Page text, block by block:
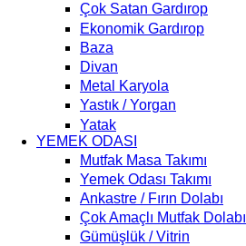
Çok Satan Gardırop
Ekonomik Gardırop
Baza
Divan
Metal Karyola
Yastık / Yorgan
Yatak
YEMEK ODASI
Mutfak Masa Takımı
Yemek Odası Takımı
Ankastre / Fırın Dolabı
Çok Amaçlı Mutfak Dolabı
Gümüşlük / Vitrin